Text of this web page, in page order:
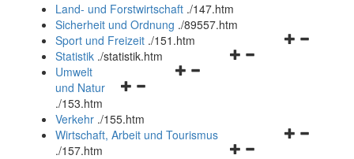
und
schließen
Land- und Forstwirtschaft ./147.htm
Sicherheit und Ordnung ./89557.htm
Navigationsmenü
Sport und Freizeit ./151.htm
Navigationsmenü
Statistik ./statistik.htm
Navigationsmenü
und
schließen
Umwelt
und Natur
./153.htm
Verkehr ./155.htm
Navigationsmenü
Wirtschaft, Arbeit und Tourismus
./157.htm